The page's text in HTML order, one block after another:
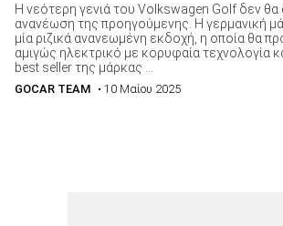
Η νεότερη γενιά του Volkswagen Golf δεν θα
ανανέωση της προηγούμενης. Η γερμανική
μία ριζικά ανανεωμένη εκδοχή, η οποία θα
αμιγώς ηλεκτρικό με κορυφαία τεχνολογία
best seller της μάρκας ...
GOCAR TEAM • 10 Μαίου 2025